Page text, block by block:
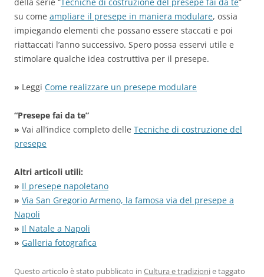
su come ampliare il presepe in maniera modulare, ossia
impiegando elementi che possano essere staccati e poi
riattaccati l’anno successivo. Spero possa esservi utile e
stimolare qualche idea costruttiva per il presepe.
» Leggi Come realizzare un presepe modulare
“Presepe fai da te”
» Vai all’indice completo delle Tecniche di costruzione del
presepe
Altri articoli utili:
» Il presepe napoletano
» Via San Gregorio Armeno, la famosa via del presepe a
Napoli
» Il Natale a Napoli
» Galleria fotografica
Questo articolo è stato pubblicato in Cultura e tradizionie taggato